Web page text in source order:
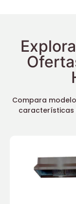
Compara
características